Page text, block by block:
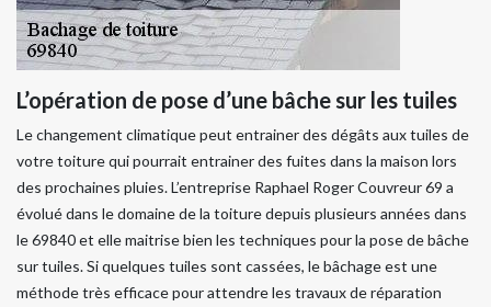
L’opération de pose d’une bâche sur les tuiles
Le changement climatique peut entrainer des dégâts aux tuiles de
votre toiture qui pourrait entrainer des fuites dans la maison lors
des prochaines pluies. L’entreprise Raphael Roger Couvreur 69 a
évolué dans le domaine de la toiture depuis plusieurs années dans
le 69840 et elle maitrise bien les techniques pour la pose de bâche
sur tuiles. Si quelques tuiles sont cassées, le bâchage est une
méthode très efficace pour attendre les travaux de réparation